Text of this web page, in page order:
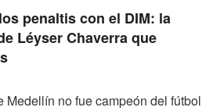
penaltis con el DIM: la
Léyser Chaverra que
Medellín no fue campeón del fútbol